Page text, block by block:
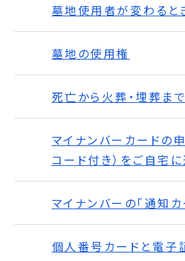
墓地使用者が変わると
墓地の使用権
死亡から火葬・埋葬ま
マイナンバーカードの
コード付き）をご自宅に
マイナンバーの「通知
個人番号カードと電子